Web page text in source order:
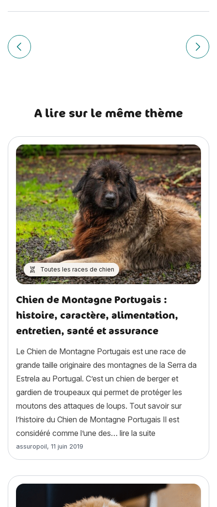
Navigation
de
Article précédent Goldendoodle : histoire, caractère,Article
A lire sur le même thème
Toutes les races de chien
Chien de Montagne Portugais :
histoire, caractère, alimentation,
entretien, santé et assurance
Le Chien de Montagne Portugais est une race de
grande taille originaire des montagnes de la Serra da
Estrela au Portugal. C’est un chien de berger et
gardien de troupeaux qui permet de protéger les
moutons des attaques de loups. Tout savoir sur
l’histoire du Chien de Montagne Portugais Il est
considéré comme l’une des… lire la suite
Article rédigé par
assuropoil, 11 juin 2019